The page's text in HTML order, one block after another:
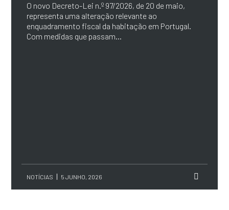
O novo Decreto-Lei n.º 97/2026, de 20 de maio,
representa uma alteração relevante ao
enquadramento fiscal da habitação em Portugal.
Com medidas que passam...
NOTÍCIAS 5 JUNHO, 2026